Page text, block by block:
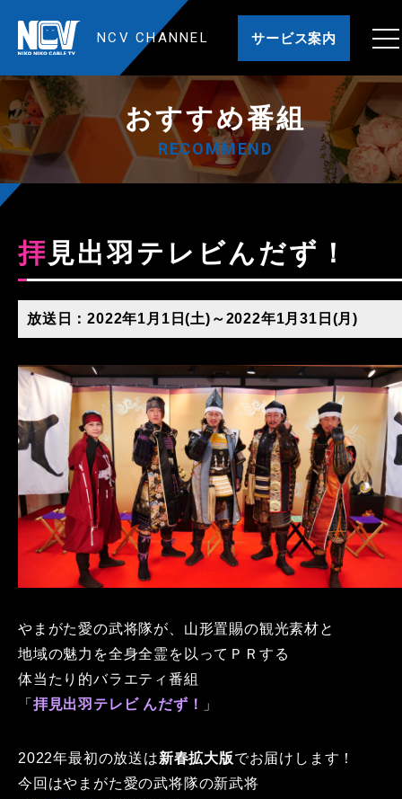
NCV CHANNEL サービス案内
おすすめ番組
RECOMMEND
拝見出羽テレビんだず！
放送日：2022年1月1日(土)～2022年1月31日(月)
やまがた愛の武将隊が、山形置賜の観光素材と
地域の魅力を全身全霊を以ってＰＲする
体当たり的バラエティ番組
「 拝見出羽テレビ んだず！ 」
2022年最初の放送は新春拡大版でお届けします！
今回はやまがた愛の武将隊の新武将